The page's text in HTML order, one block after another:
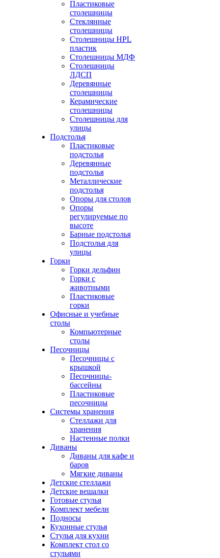
Пластиковые
столешницы
Стеклянные
столешницы
Столешницы HPL
пластик
Столешницы МДФ
Столешницы
ЛДСП
Деревянные
столешницы
Керамические
столешницы
Столешницы для
улицы
Подстолья
Пластиковые
подстолья
Деревянные
подстолья
Металлические
подстолья
Опоры для столов
Опоры
регулируемые по
высоте
Барные подстолья
Подстолья для
улицы
Горки
Горки дельфин
Горки с
животными
Пластиковые
горки
Офисные и учебные
столы
Компьютерные
столы
Песочницы
Песочницы с
крышкой
Песочницы-
бассейны
Пластиковые
песочницы
Системы хранения
Стеллажи для
хранения
Настенные полки
Диваны
Диваны для кафе и
баров
Мягкие диваны
Детские стеллажи
Детские вешалки
Готовые стулья
Комплект мебели
Подносы
Кухонные стулья
Стулья для кухни
Комплект стол со
стульями